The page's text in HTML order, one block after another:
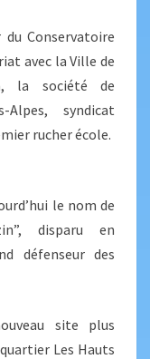
Conservatoire
avec la Ville de
la société de
Alpes, syndicat
rucher école.
le nom de
disparu en
défenseur des
site plus
Les Hauts